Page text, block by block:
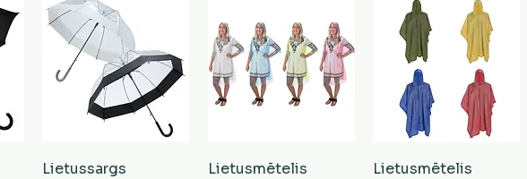
Lietussargs
Lietusmētelis
Lietusmētelis